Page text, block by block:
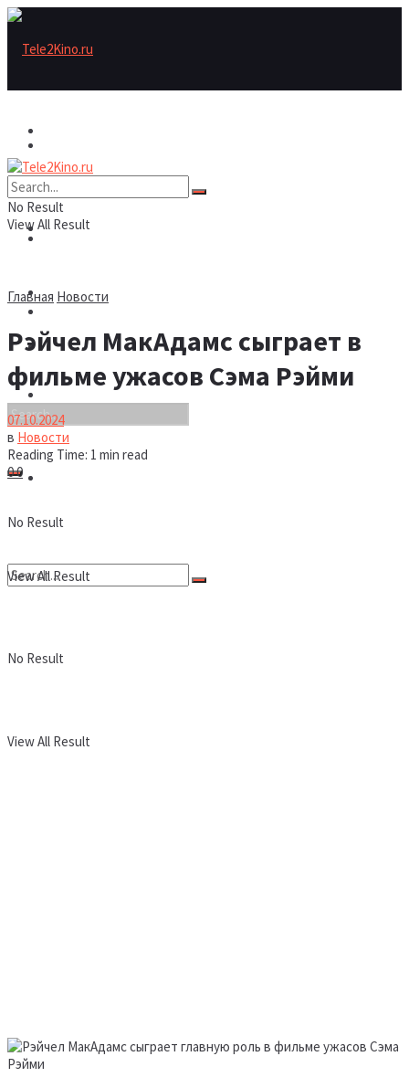
Рецензии/трейлеры
Шоу бизнес
No Result
View All Result
Рецензии/трейлеры
Шоу бизнес
Новости
No Result
View All Result
No Result
View All Result
Главная Новости
Рэйчел МакАдамс сыграет в
фильме ужасов Сэма Рэйми
07.10.2024
в Новости
Reading Time: 1 min read
00